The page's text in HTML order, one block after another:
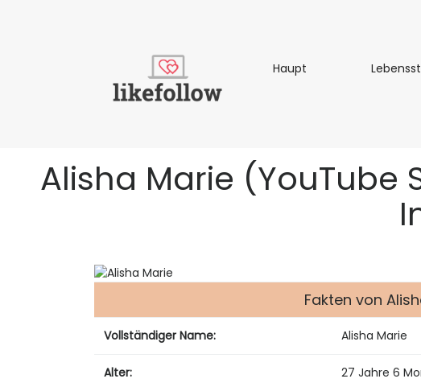
Haupt
Alisha Marie (YouTube
Fakten von
Vollständiger Name: Alisha Marie
Alter: 27 Jahre 6